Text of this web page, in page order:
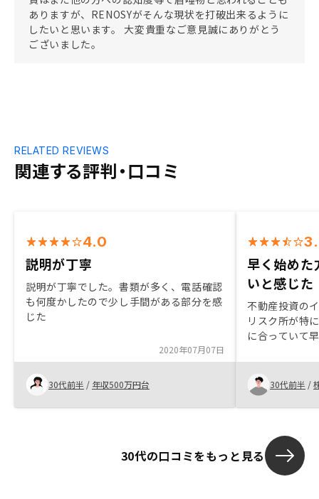
ありますが、RENOSYがそんな現状を打破出来るように
したいと思います。 大変貴重なご意見誠にありがとう
ございました。
関連する評判・口コミ
RELATED REVIEWS
4.0
説明が丁寧
説明が丁寧でした。書類が多く、電話確認
も何度かしたので少し手間がある部分を感
じた
2020年07月07日
30代前半 / 年収500万円台
早く始めた
いと感じた
不動産投資の
リスク所が特
に合っていて
所だと思いま
でした。不動
め手です。
30代前半 /
30代の口コミをもっと見る